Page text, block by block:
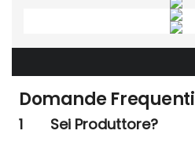
Domande Frequenti
1 Sei Produttore?